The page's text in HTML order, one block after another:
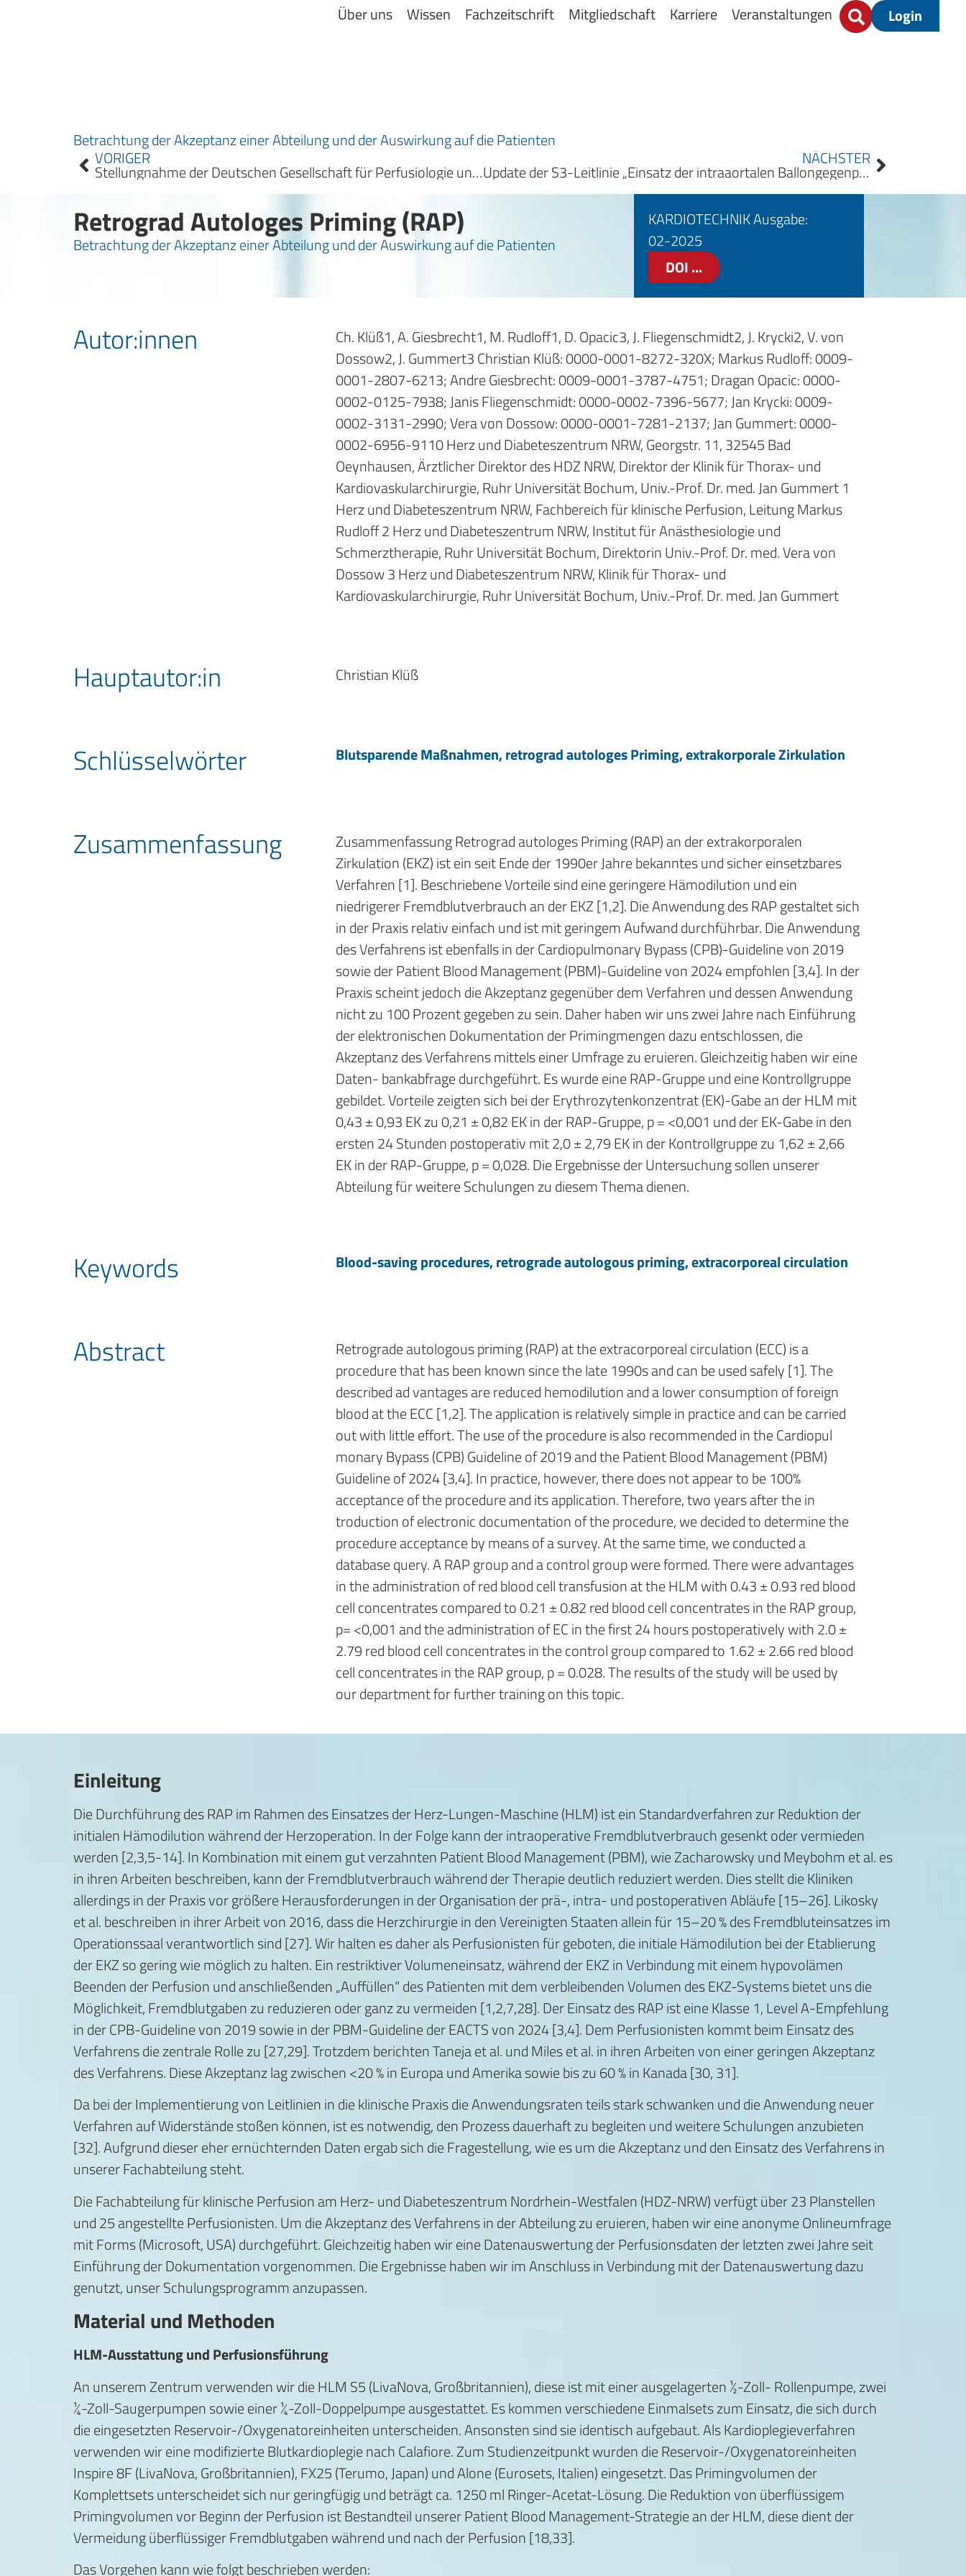
Über uns Wissen Fachzeitschrift Mitgliedschaft Karriere Veranstaltungen Login
Betrachtung der Akzeptanz einer Abteilung und der Auswirkung auf die Patienten
VORIGER
Stellungnahme der Deutschen Gesellschaft für Perfusiologie und Technische Medizin für den Einsatz der VA-ECMO unter außerklinischer extrakorporaler kardiopulmonaler Reanimation
NÄCHSTER
Update der S3-Leitlinie „Einsatz der intraaortalen Ballongegenpulsation in der Herzchirurgie“ der Deutschen Gesellschaft für Thorax-, Herz- und Gefäßchirurgie
Retrograd Autologes Priming (RAP)
Betrachtung der Akzeptanz einer Abteilung und der Auswirkung auf die Patienten
KARDIOTECHNIK Ausgabe:
02-2025
DOI ...
Autor:innen
Ch. Klüß1, A. Giesbrecht1, M. Rudloff1, D. Opacic3, J. Fliegenschmidt2, J. Krycki2, V. von
Dossow2, J. Gummert3 Christian Klüß: 0000-0001-8272-320X; Markus Rudloff: 0009-
0001-2807-6213; Andre Giesbrecht: 0009-0001-3787-4751; Dragan Opacic: 0000-
0002-0125-7938; Janis Fliegenschmidt: 0000-0002-7396-5677; Jan Krycki: 0009-
0002-3131-2990; Vera von Dossow: 0000-0001-7281-2137; Jan Gummert: 0000-
0002-6956-9110 Herz und Diabeteszentrum NRW, Georgstr. 11, 32545 Bad
Oeynhausen, Ärztlicher Direktor des HDZ NRW, Direktor der Klinik für Thorax- und
Kardiovaskularchirurgie, Ruhr Universität Bochum, Univ.-Prof. Dr. med. Jan Gummert 1
Herz und Diabeteszentrum NRW, Fachbereich für klinische Perfusion, Leitung Markus
Rudloff 2 Herz und Diabeteszentrum NRW, Institut für Anästhesiologie und
Schmerztherapie, Ruhr Universität Bochum, Direktorin Univ.-Prof. Dr. med. Vera von
Dossow 3 Herz und Diabeteszentrum NRW, Klinik für Thorax- und
Kardiovaskularchirurgie, Ruhr Universität Bochum, Univ.-Prof. Dr. med. Jan Gummert
Hauptautor:in Christian Klüß
Schlüssel­wörter Blutsparende Maßnahmen, retrograd autologes Priming, extrakorporale Zirkulation
Zusammen­fassung
Zusammenfassung Retrograd autologes Priming (RAP) an der extrakorporalen
Zirkulation (EKZ) ist ein seit Ende der 1990er Jahre bekanntes und sicher einsetzbares
Verfahren [1]. Beschriebene Vorteile sind eine geringere Hämodilution und ein
niedrigerer Fremdblutverbrauch an der EKZ [1,2]. Die Anwendung des RAP gestaltet sich
in der Praxis relativ einfach und ist mit geringem Aufwand durchführbar. Die Anwendung
des Verfahrens ist ebenfalls in der Cardiopulmonary Bypass (CPB)-Guideline von 2019
sowie der Patient Blood Management (PBM)-Guideline von 2024 empfohlen [3,4]. In der
Praxis scheint jedoch die Akzeptanz gegenüber dem Verfahren und dessen Anwendung
nicht zu 100 Prozent gegeben zu sein. Daher haben wir uns zwei Jahre nach Einführung
der elektronischen Dokumentation der Primingmengen dazu entschlossen, die
Akzeptanz des Verfahrens mittels einer Umfrage zu eruieren. Gleichzeitig haben wir eine
Daten- bankabfrage durchgeführt. Es wurde eine RAP-Gruppe und eine Kontrollgruppe
gebildet. Vorteile zeigten sich bei der Erythrozytenkonzentrat (EK)-Gabe an der HLM mit
0,43 ± 0,93 EK zu 0,21 ± 0,82 EK in der RAP-Gruppe, p = <0,001 und der EK-Gabe in den
ersten 24 Stunden postoperativ mit 2,0 ± 2,79 EK in der Kontrollgruppe zu 1,62 ± 2,66
EK in der RAP-Gruppe, p = 0,028. Die Ergebnisse der Untersuchung sollen unserer
Abteilung für weitere Schulungen zu diesem Thema dienen.
Keywords Blood-saving procedures, retrograde autologous priming, extracorporeal circulation
Abstract
Retrograde autologous priming (RAP) at the extracorporeal circulation (ECC) is a
procedure that has been known since the late 1990s and can be used safely [1]. The
described ad vantages are reduced hemodilution and a lower consumption of foreign
blood at the ECC [1,2]. The application is relatively simple in practice and can be carried
out with little effort. The use of the procedure is also recommended in the Cardiopul
monary Bypass (CPB) Guideline of 2019 and the Patient Blood Management (PBM)
Guideline of 2024 [3,4]. In practice, however, there does not appear to be 100%
acceptance of the procedure and its application. Therefore, two years after the in
troduction of electronic documentation of the procedure, we decided to determine the
procedure acceptance by means of a survey. At the same time, we conducted a
database query. A RAP group and a control group were formed. There were advantages
in the administration of red blood cell transfusion at the HLM with 0.43 ± 0.93 red blood
cell concentrates compared to 0.21 ± 0.82 red blood cell concentrates in the RAP group,
p= <0,001 and the administration of EC in the first 24 hours postoperatively with 2.0 ±
2.79 red blood cell concentrates in the control group compared to 1.62 ± 2.66 red blood
cell concentrates in the RAP group, p = 0.028. The results of the study will be used by
our department for further training on this topic.
Einleitung
Die Durchführung des RAP im Rahmen des Einsatzes der Herz-Lungen-Maschine (HLM) ist ein Standardverfahren zur Reduktion der
initialen Hämodilution während der Herzoperation. In der Folge kann der intraoperative Fremdblutverbrauch gesenkt oder vermieden
werden [2,3,5-14]. In Kombination mit einem gut verzahnten Patient Blood Management (PBM), wie Zacharowsky und Meybohm et al. es
in ihren Arbeiten beschreiben, kann der Fremdblutverbrauch während der Therapie deutlich reduziert werden. Dies stellt die Kliniken
allerdings in der Praxis vor größere Herausforderungen in der Organisation der prä-, intra- und postoperativen Abläufe [15–26]. Likosky
et al. beschreiben in ihrer Arbeit von 2016, dass die Herzchirurgie in den Vereinigten Staaten allein für 15–20 % des Fremdbluteinsatzes im
Operationssaal verantwortlich sind [27]. Wir halten es daher als Perfusionisten für geboten, die initiale Hämodilution bei der Etablierung
der EKZ so gering wie möglich zu halten. Ein restriktiver Volumeneinsatz, während der EKZ in Verbindung mit einem hypovolämen
Beenden der Perfusion und anschließenden „Auffüllen“ des Patienten mit dem verbleibenden Volumen des EKZ-Systems bietet uns die
Möglichkeit, Fremdblutgaben zu reduzieren oder ganz zu vermeiden [1,2,7,28]. Der Einsatz des RAP ist eine Klasse 1, Level A-Empfehlung
in der CPB-Guideline von 2019 sowie in der PBM-Guideline der EACTS von 2024 [3,4]. Dem Perfusionisten kommt beim Einsatz des
Verfahrens die zentrale Rolle zu [27,29]. Trotzdem berichten Taneja et al. und Miles et al. in ihren Arbeiten von einer geringen Akzeptanz
des Verfahrens. Diese Akzeptanz lag zwischen <20 % in Europa und Amerika sowie bis zu 60 % in Kanada [30, 31].
Da bei der Implementierung von Leitlinien in die klinische Praxis die Anwendungsraten teils stark schwanken und die Anwendung neuer
Verfahren auf Widerstände stoßen können, ist es notwendig, den Prozess dauerhaft zu begleiten und weitere Schulungen anzubieten
[32]. Aufgrund dieser eher ernüchternden Daten ergab sich die Fragestellung, wie es um die Akzeptanz und den Einsatz des Verfahrens in
unserer Fachabteilung steht.
Die Fachabteilung für klinische Perfusion am Herz- und Diabeteszentrum Nordrhein-Westfalen (HDZ-NRW) verfügt über 23 Planstellen
und 25 angestellte Perfusionisten. Um die Akzeptanz des Verfahrens in der Abteilung zu eruieren, haben wir eine anonyme Onlineumfrage
mit Forms (Microsoft, USA) durchgeführt. Gleichzeitig haben wir eine Datenauswertung der Perfusionsdaten der letzten zwei Jahre seit
Einführung der Dokumentation vorgenommen. Die Ergebnisse haben wir im Anschluss in Verbindung mit der Datenauswertung dazu
genutzt, unser Schulungsprogramm anzupassen.
Material und Methoden
HLM-Ausstattung und Perfusionsführung
An unserem Zentrum verwenden wir die HLM S5 (LivaNova, Großbritannien), diese ist mit einer ausgelagerten ½-Zoll- Rollenpumpe, zwei
¼-Zoll-Saugerpumpen sowie einer ¼-Zoll-Doppelpumpe ausgestattet. Es kommen verschiedene Einmalsets zum Einsatz, die sich durch
die eingesetzten Reservoir-/Oxygenatoreinheiten unterscheiden. Ansonsten sind sie identisch aufgebaut. Als Kardioplegieverfahren
verwenden wir eine modifizierte Blutkardioplegie nach Calafiore. Zum Studienzeitpunkt wurden die Reservoir-/Oxygenatoreinheiten
Inspire 8F (LivaNova, Großbritannien), FX25 (Terumo, Japan) und Alone (Eurosets, Italien) eingesetzt. Das Primingvolumen der
Komplettsets unterscheidet sich nur geringfügig und beträgt ca. 1250 ml Ringer-Acetat-Lösung. Die Reduktion von überflüssigem
Primingvolumen vor Beginn der Perfusion ist Bestandteil unserer Patient Blood Management-Strategie an der HLM, diese dient der
Vermeidung überflüssiger Fremdblutgaben während und nach der Perfusion [18,33].
Das Vorgehen kann wie folgt beschrieben werden: